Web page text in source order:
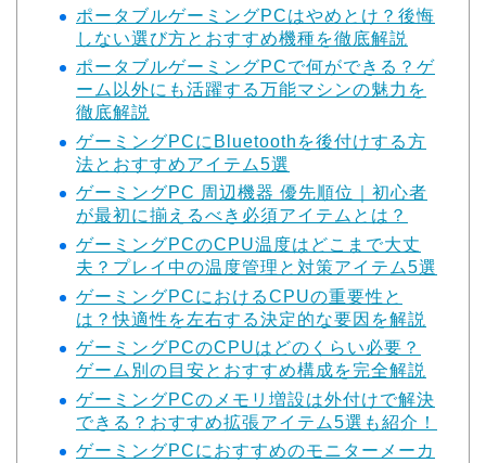
ポータブルゲーミングPCはやめとけ？後悔
しない選び方とおすすめ機種を徹底解説
ポータブルゲーミングPCで何ができる？ゲ
ーム以外にも活躍する万能マシンの魅力を
徹底解説
ゲーミングPCにBluetoothを後付けする方
法とおすすめアイテム5選
ゲーミングPC 周辺機器 優先順位｜初心者
が最初に揃えるべき必須アイテムとは？
ゲーミングPCのCPU温度はどこまで大丈
夫？プレイ中の温度管理と対策アイテム5選
ゲーミングPCにおけるCPUの重要性と
は？快適性を左右する決定的な要因を解説
ゲーミングPCのCPUはどのくらい必要？
ゲーム別の目安とおすすめ構成を完全解説
ゲーミングPCのメモリ増設は外付けで解決
できる？おすすめ拡張アイテム5選も紹介！
ゲーミングPCにおすすめのモニターメーカ